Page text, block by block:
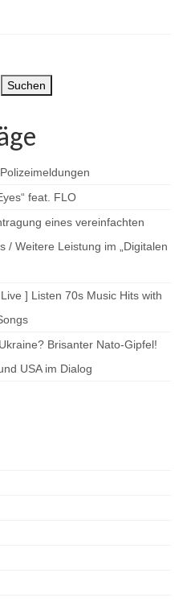
Suchen
feat. FLO
eines vereinfachten
/ Weitere Leistung im „Digitalen
] Listen 70s Music Hits with
Brisanter Nato-Gipfel!
USA im Dialog